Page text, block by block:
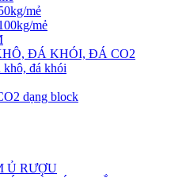
mẻ
mẻ
ĐÁ KHÓI, ĐÁ CO2
khô, đá khói
dạng block
Ủ RƯỢU